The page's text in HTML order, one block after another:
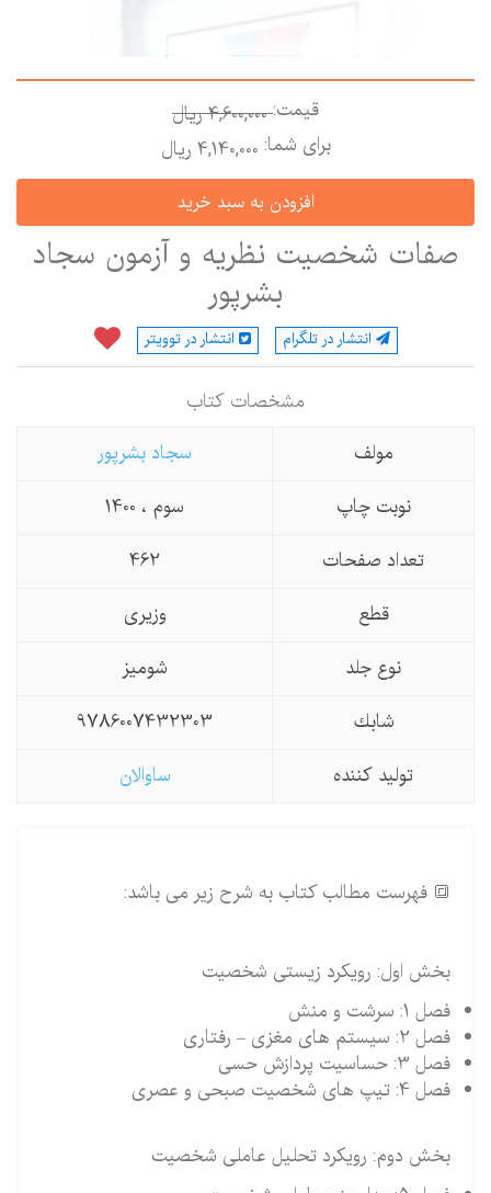
قیمت:4,600,000 ريال
برای شما: 4,140,000 ريال
صفات شخصیت نظریه و آزمون سجاد
بشرپور
انتشار در تلگرام انتشار در توویتر
مشخصات كتاب
مولف
سجاد بشرپور
نوبت چاپ
سوم ، 1400
تعداد صفحات
462
قطع
وزیری
نوع جلد
شومیز
شابك
9786007432303
تولید كننده
ساوالان
🔳 فهرست مطالب کتاب به شرح زیر می باشد:
بخش اول: رویکرد زیستی شخصیت
فصل 1: سرشت و منش
فصل 2: سیستم های مغزی – رفتاری
فصل 3: حساسیت پردازش حسی
فصل 4: تیپ های شخصیت صبحی و عصری
بخش دوم: رویکرد تحلیل عاملی شخصیت